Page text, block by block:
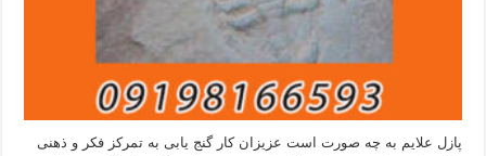
پازل علایم به چه صورت است عزیزان کار گنج یابی به تمرکز فکر و ذهنی